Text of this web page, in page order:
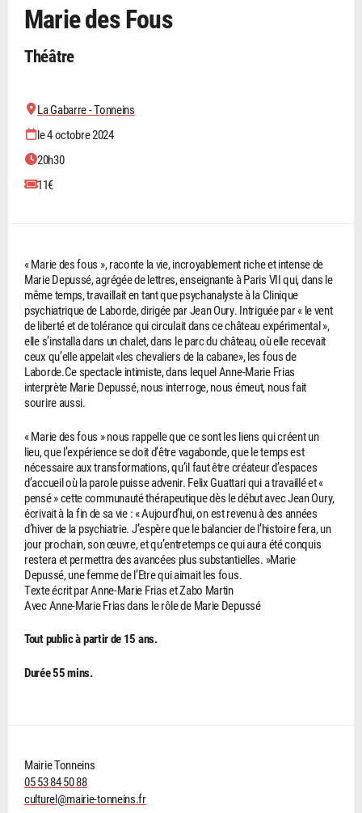
Marie des Fous
Théâtre
La Gabarre - Tonneins
le 4 octobre 2024
20h30
11€
« Marie des fous », raconte la vie, incroyablement riche et intense de
Marie Depussé, agrégée de lettres, enseignante à Paris VII qui, dans le
même temps, travaillait en tant que psychanalyste à la Clinique
psychiatrique de Laborde, dirigée par Jean Oury. Intriguée par « le vent
de liberté et de tolérance qui circulait dans ce château expérimental »,
elle s’installa dans un chalet, dans le parc du château, où elle recevait
ceux qu’elle appelait «les chevaliers de la cabane», les fous de
Laborde.Ce spectacle intimiste, dans lequel Anne-Marie Frias
interprète Marie Depussé, nous interroge, nous émeut, nous fait
sourire aussi.
« Marie des fous » nous rappelle que ce sont les liens qui créent un
lieu, que l’expérience se doit d’être vagabonde, que le temps est
nécessaire aux transformations, qu’il faut être créateur d’espaces
d’accueil où la parole puisse advenir. Felix Guattari qui a travaillé et «
pensé » cette communauté thérapeutique dès le début avec Jean Oury,
écrivait à la fin de sa vie : « Aujourd’hui, on est revenu à des années
d’hiver de la psychiatrie. J’espère que le balancier de l’histoire fera, un
jour prochain, son œuvre, et qu’entretemps ce qui aura été conquis
restera et permettra des avancées plus substantielles. »Marie
Depussé, une femme de l’Etre qui aimait les fous.
Texte écrit par Anne-Marie Frias et Zabo Martin
Avec Anne-Marie Frias dans le rôle de Marie Depussé
Tout public à partir de 15 ans.
Durée 55 mins.
Mairie Tonneins
05 53 84 50 88
culturel@mairie-tonneins.fr